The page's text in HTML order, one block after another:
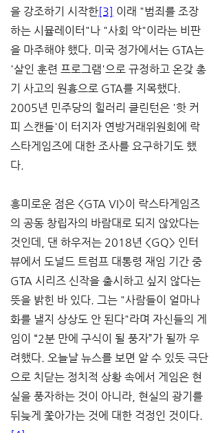
을 강조하기 시작한[3] 이래 "범죄를 조장
하는 시뮬레이터"나 "사회 악"이라는 비판
을 마주해야 했다. 미국 정가에서는 GTA는
'살인 훈련 프로그램'으로 규정하고 온갖 총
기 사고의 원흉으로 GTA를 지목했다.
2005년 민주당의 힐러리 클린턴은 '핫 커
피 스캔들'이 터지자 연방거래위원회에 락
스타게임즈에 대한 조사를 요구하기도 했
다.
흥미로운 점은 <GTA VI>이 락스타게임즈
의 공동 창립자의 바람대로 되지 않았다는
것인데, 댄 하우저는 2018년 <GQ> 인터
뷰에서 도널드 트럼프 대통령 재임 기간 중
GTA 시리즈 신작을 출시하고 싶지 않다는
뜻을 밝힌 바 있다. 그는 "사람들이 얼마나
화를 낼지 상상도 안 된다"라며 자신들의 게
임이 “2분 만에 구식이 될 풍자”가 될까 우
려했다. 오늘날 뉴스를 보면 알 수 있듯 극단
으로 치닫는 정치적 상황 속에서 게임은 현
실을 풍자하는 것이 아니라, 현실의 광기를
뒤늦게 쫓아가는 것에 대한 걱정인 것이다.